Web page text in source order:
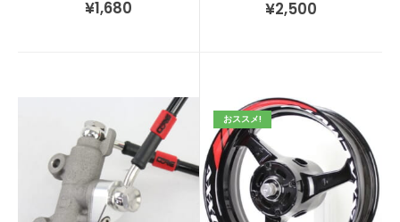
¥1,680 ¥2,500
おススメ!